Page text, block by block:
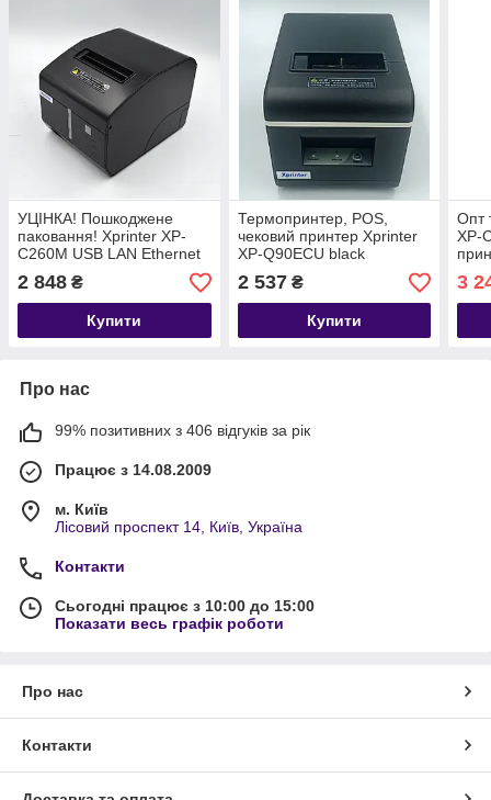
УЦІНКА! Пошкоджене
паковання! Xprinter XP-
C260M USB LAN Ethernet
принтер чеків з
автообрізанням
термопринтер 80мм
чорний синій
2 848 ₴
Купити
Термопринтер, POS,
чековий принтер Xprinter
XP-Q90ECU black
(Q90ECU)
2 537₴
Купити
Опт
XP-
3
Про нас
99% позитивних з 406 відгуків за рік
Працює з 14.08.2009
м. Київ
Лісовий проспект 14, Київ, Україна
Контакти
Сьогодні працює з 10:00 до 15:00
Показати весь графік роботи
Про нас
Контакти